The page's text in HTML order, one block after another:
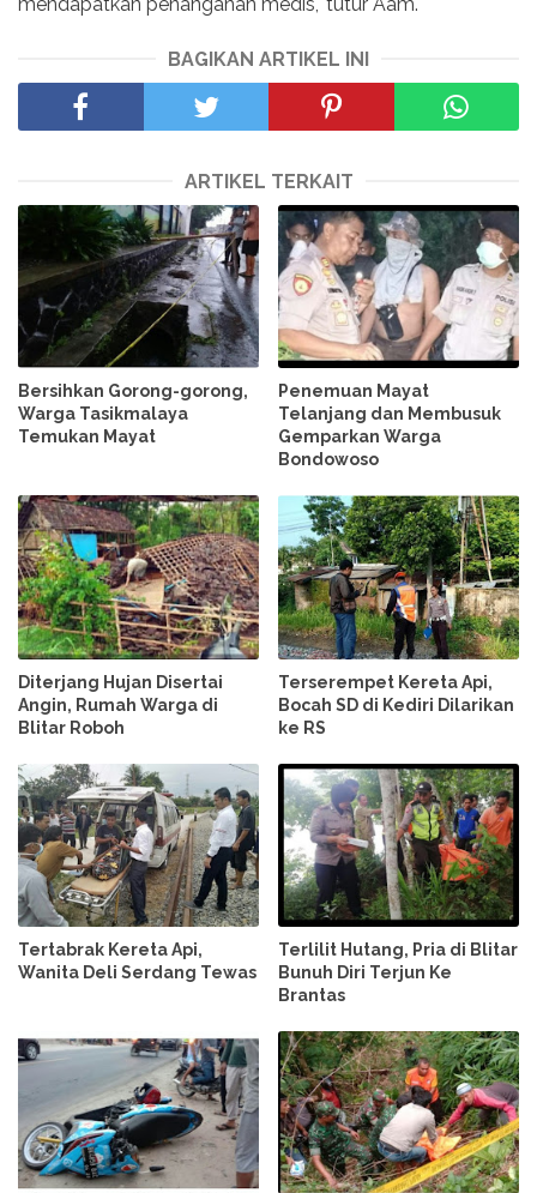
BAGIKAN ARTIKEL INI
ARTIKEL TERKAIT
Bersihkan Gorong-gorong,
Warga Tasikmalaya
Temukan Mayat
Penemuan Mayat
Telanjang dan Membusuk
Gemparkan Warga
Bondowoso
Diterjang Hujan Disertai
Angin, Rumah Warga di
Blitar Roboh
Terserempet Kereta Api,
Bocah SD di Kediri Dilarikan
ke RS
Tertabrak Kereta Api,
Wanita Deli Serdang Tewas
Terlilit Hutang, Pria di Blitar
Bunuh Diri Terjun Ke
Brantas